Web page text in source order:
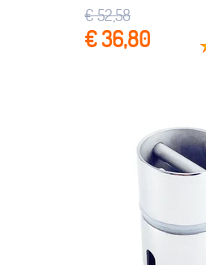
€ 52,58
€ 36,80